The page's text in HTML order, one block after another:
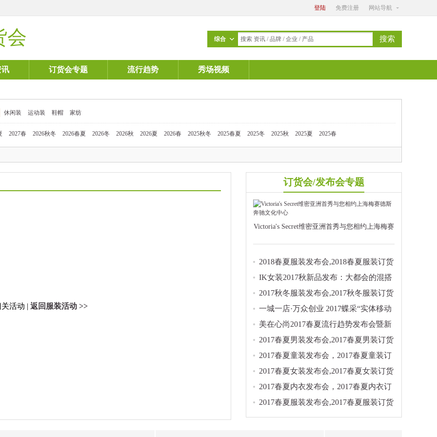
登陆 免费注册 网站导航
会 综合 搜索 资讯 / 品牌 / 企业 / 产品 搜索
讯 订货会专题 流行趋势 秀场视频
休闲装 运动装 鞋帽 家纺
2027春 2026秋冬 2026春夏 2026冬 2026秋 2026夏 2026春 2025秋冬 2025春夏 2025冬 2025秋 2025夏 2025春
活动 | 返回服装活动 >>
订货会/发布会专题
Victoria's Secret维密亚洲首秀与您相约上海梅赛
2018春夏服装发布会,2018春夏服装订货
会大全
IK女装2017秋新品发布：大都会的混搭
实验
2017秋冬服装发布会,2017秋冬服装订货
会集锦
一城一店·万众创业 2017蝶采“实体移动
店商”模式发布会
美在心尚2017春夏流行趋势发布会暨新
品订货会
2017春夏男装发布会,2017春夏男装订货
会大全
2017春夏童装发布会，2017春夏童装订
货会大全
2017春夏女装发布会,2017春夏女装订货
会大全
2017春夏内衣发布会，2017春夏内衣订
货会正在进行时...
2017春夏服装发布会,2017春夏服装订货
会大全